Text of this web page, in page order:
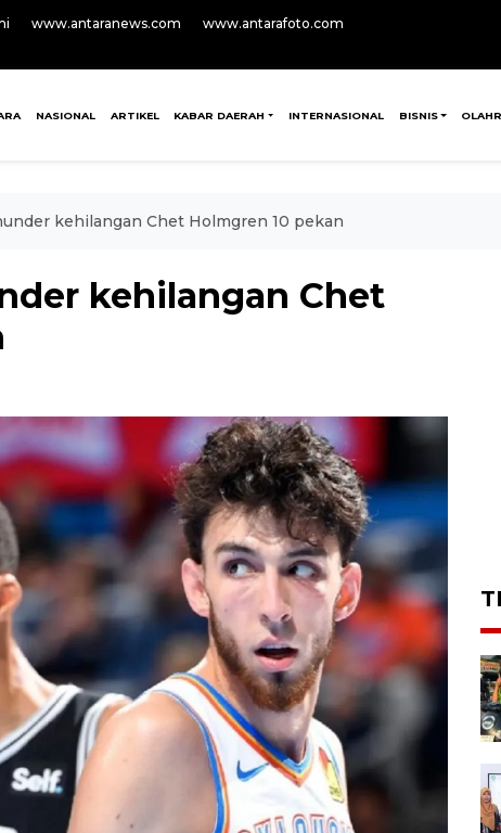
www.antaranews.com
www.antarafoto.com
NASIONAL ARTIKEL KABAR DAERAH INTERNASIONAL BISNIS
kehilangan Chet Holmgren 10 pekan
kehilangan Chet